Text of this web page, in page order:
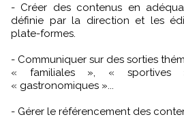
- Créer des contenus en
définie par la direction et les
plate-formes.
- Communiquer sur des sorties
« familiales », « sportives
« gastronomiques »...
- Gérer le référencement des